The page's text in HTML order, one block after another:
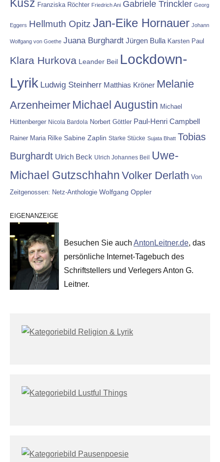
Kusz Franziska Röchter Friedrich Ani Gabriele Trinckler Georg
Eggers Hellmuth Opitz Jan-Eike Hornauer Johann
Wolfgang von Goethe Juana Burghardt Jürgen Bulla Karsten Paul
Klara Hurkova Leander Beil Lockdown-
Lyrik Ludwig Steinherr Matthias Kröner Melanie
Arzenheimer Michael Augustin Michael
Hüttenberger Nicola Bardola Norbert Göttler Paul-Henri Campbell
Rainer Maria Rilke Sabine Zaplin Starke Stücke Sujata Bhatt Tobias
Burghardt Ulrich Beck Ulrich Johannes Beil
Uwe-
Michael Gutzschhahn Volker Derlath Von
Zeitgenossen: Netz-Anthologie Wolfgang Oppler
EIGENANZEIGE
Besuchen Sie auch AntonLeitner.de, das
persönliche Internet-Tagebuch des
Schriftstellers und Verlegers Anton G.
Leitner.